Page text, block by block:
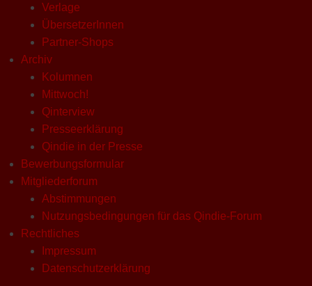
Verlage
ÜbersetzerInnen
Partner-Shops
Archiv
Kolumnen
Mittwoch!
Qinterview
Presseerklärung
Qindie in der Presse
Bewerbungsformular
Mitgliederforum
Abstimmungen
Nutzungsbedingungen für das Qindie-Forum
Rechtliches
Impressum
Datenschutzerklärung